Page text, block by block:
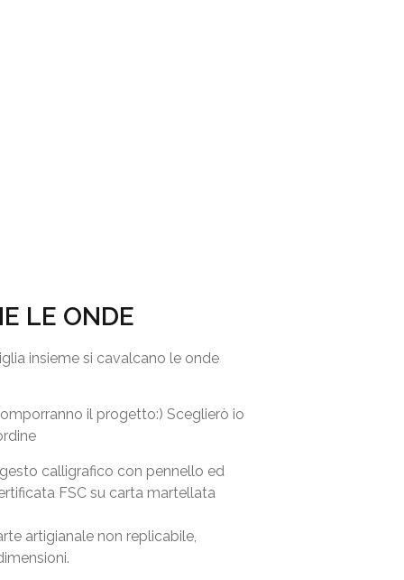
LE ONDE
insieme si cavalcano le onde
il progetto:) Sceglierò io
calligrafico con pennello ed
FSC su carta martellata
artigianale non replicabile,